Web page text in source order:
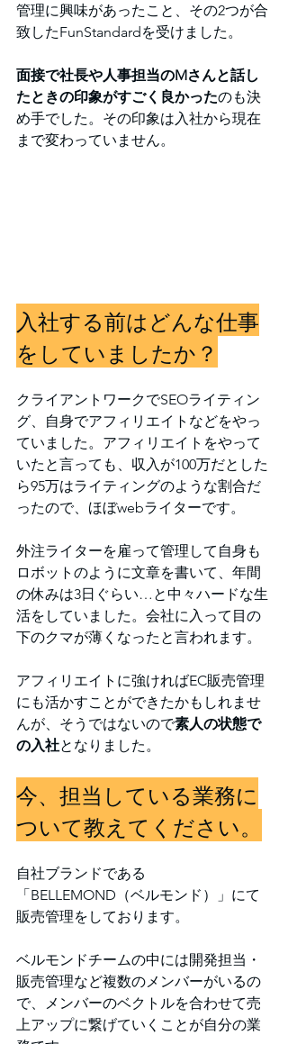
管理に興味があったこと、その2つが合
致したFunStandardを受けました。
面接で社長や人事担当のMさんと話し
たときの印象がすごく良かったのも決
め手でした。その印象は入社から現在
まで変わっていません。
入社する前はどんな仕事
をしていましたか？
クライアントワークでSEOライティン
グ、自身でアフィリエイトなどをやっ
ていました。アフィリエイトをやって
いたと言っても、収入が100万だとした
ら95万はライティングのような割合だ
ったので、ほぼwebライターです。
外注ライターを雇って管理して自身も
ロボットのように文章を書いて、年間
の休みは3日ぐらい…と中々ハードな生
活をしていました。会社に入って目の
下のクマが薄くなったと言われます。
アフィリエイトに強ければEC販売管理
にも活かすことができたかもしれませ
んが、そうではないので素人の状態で
の入社となりました。
今、担当している業務に
ついて教えてください。
自社ブランドである
「BELLEMOND（ベルモンド）」にて
販売管理をしております。
ベルモンドチームの中には開発担当・
販売管理など複数のメンバーがいるの
で、メンバーのベクトルを合わせて売
上アップに繋げていくことが自分の業